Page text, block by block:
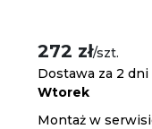
272 zł/szt.
Dostawa za 2 dni
Wtorek
Montaż w